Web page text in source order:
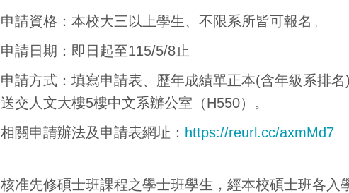
申請資格：本校大三以上學生、不限系所皆可報名。
申請日期：即日起至115/5/8止
申請方式：填寫申請表、歷年成績單正本(含年級系排
送交人文大樓5樓中文系辦公室（H550）。
相關申請辦法及申請表網址： https://reurl.cc/axmMd7
核准先修碩士班課程之學士班學生，經本校碩士班各